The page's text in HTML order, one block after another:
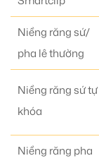
Niềng răng sứ/
pha lê thường
Niềng răng sứ tự
khóa
Niềng răng pha